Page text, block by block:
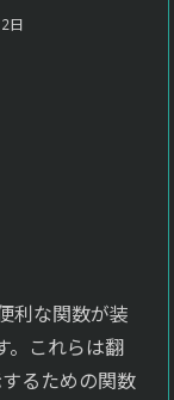
日
利な関数が装
。これらは翻
るための関数